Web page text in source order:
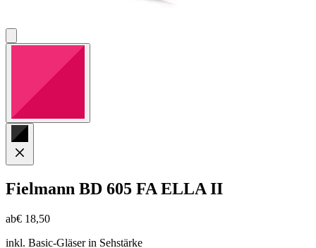
Fielmann BD 605 FA ELLA II
ab€ 18,50
inkl. Basic-Gläser in Sehstärke